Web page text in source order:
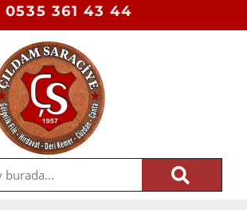
0535 361 43 44